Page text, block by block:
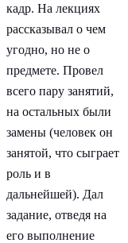
кадр. На лекциях
рассказывал о чем
угодно, но не о
предмете. Провел
всего пару занятий,
на остальных были
замены (человек он
занятой, что сыграет
роль и в
дальнейшей). Дал
задание, отведя на
его выполнение